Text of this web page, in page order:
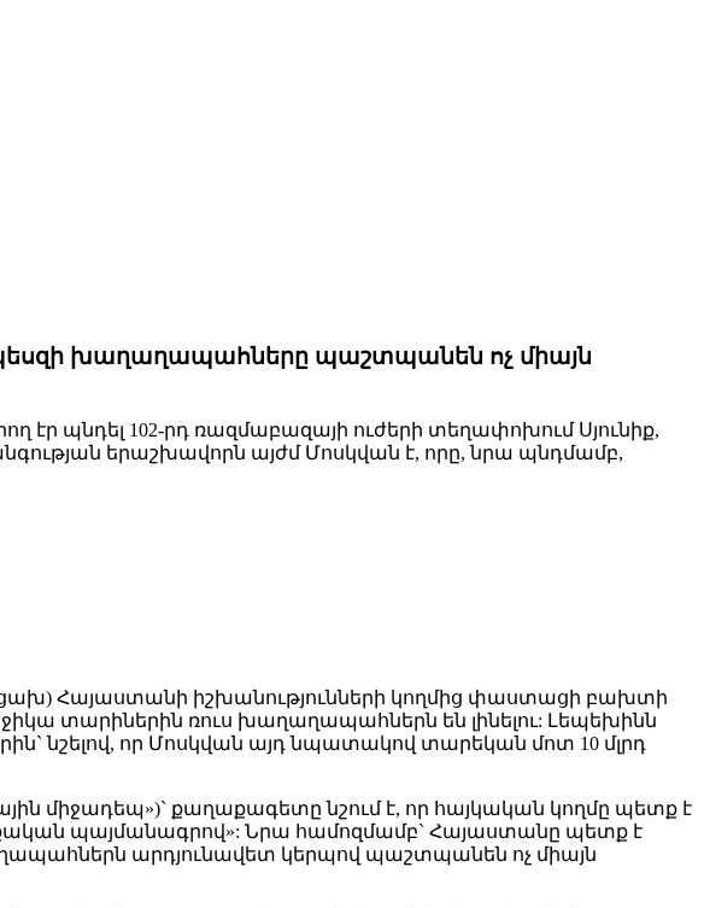
խաղաղապահները պաշտպանեն ոչ միայն
պնդել 102-րդ ռազմաբազայի ուժերի տեղափոխում Սյունիք,
երաշխավորն այժմ Մոսկվան է, որը, նրա պնդմամբ,
Հայաստանի իշխանությունների կողմից փաստացի բախտի
տարիներին ռուս խաղաղապահներն են լինելու: Լեպեխինն
նշելով, որ Մոսկվան այդ նպատակով տարեկան մոտ 10 մլրդ
միջադեպ»)` քաղաքագետը նշում է, որ հայկական կողմը պետք է
պայմանագրով»: Նրա համոզմամբ` Հայաստանը պետք է
արդյունավետ կերպով պաշտպանեն ոչ միայն